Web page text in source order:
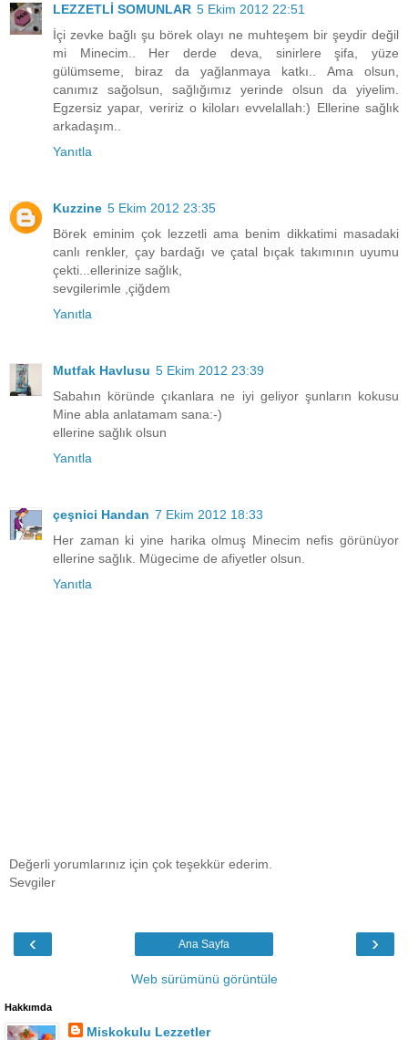
LEZZETLİ SOMUNLAR 5 Ekim 2012 22:51
İçi zevke bağlı şu börek olayı ne muhteşem bir şeydir değil
mi Minecim.. Her derde deva, sinirlere şifa, yüze
gülümseme, biraz da yağlanmaya katkı.. Ama olsun,
canımız sağolsun, sağlığımız yerinde olsun da yiyelim.
Egzersiz yapar, veririz o kiloları evvelallah:) Ellerine sağlık
arkadaşım..
Yanıtla
Kuzzine 5 Ekim 2012 23:35
Börek eminim çok lezzetli ama benim dikkatimi masadaki
canlı renkler, çay bardağı ve çatal bıçak takımının uyumu
çekti...ellerinize sağlık,
sevgilerimle ,çiğdem
Yanıtla
Mutfak Havlusu 5 Ekim 2012 23:39
Sabahın köründe çıkanlara ne iyi geliyor şunların kokusu
Mine abla anlatamam sana:-)
ellerine sağlık olsun
Yanıtla
çeşnici Handan 7 Ekim 2012 18:33
Her zaman ki yine harika olmuş Minecim nefis görünüyor
ellerine sağlık. Mügecime de afiyetler olsun.
Yanıtla
Değerli yorumlarınız için çok teşekkür ederim.
Sevgiler
‹ ›
Ana Sayfa
Web sürümünü görüntüle
Hakkımda
Miskokulu Lezzetler